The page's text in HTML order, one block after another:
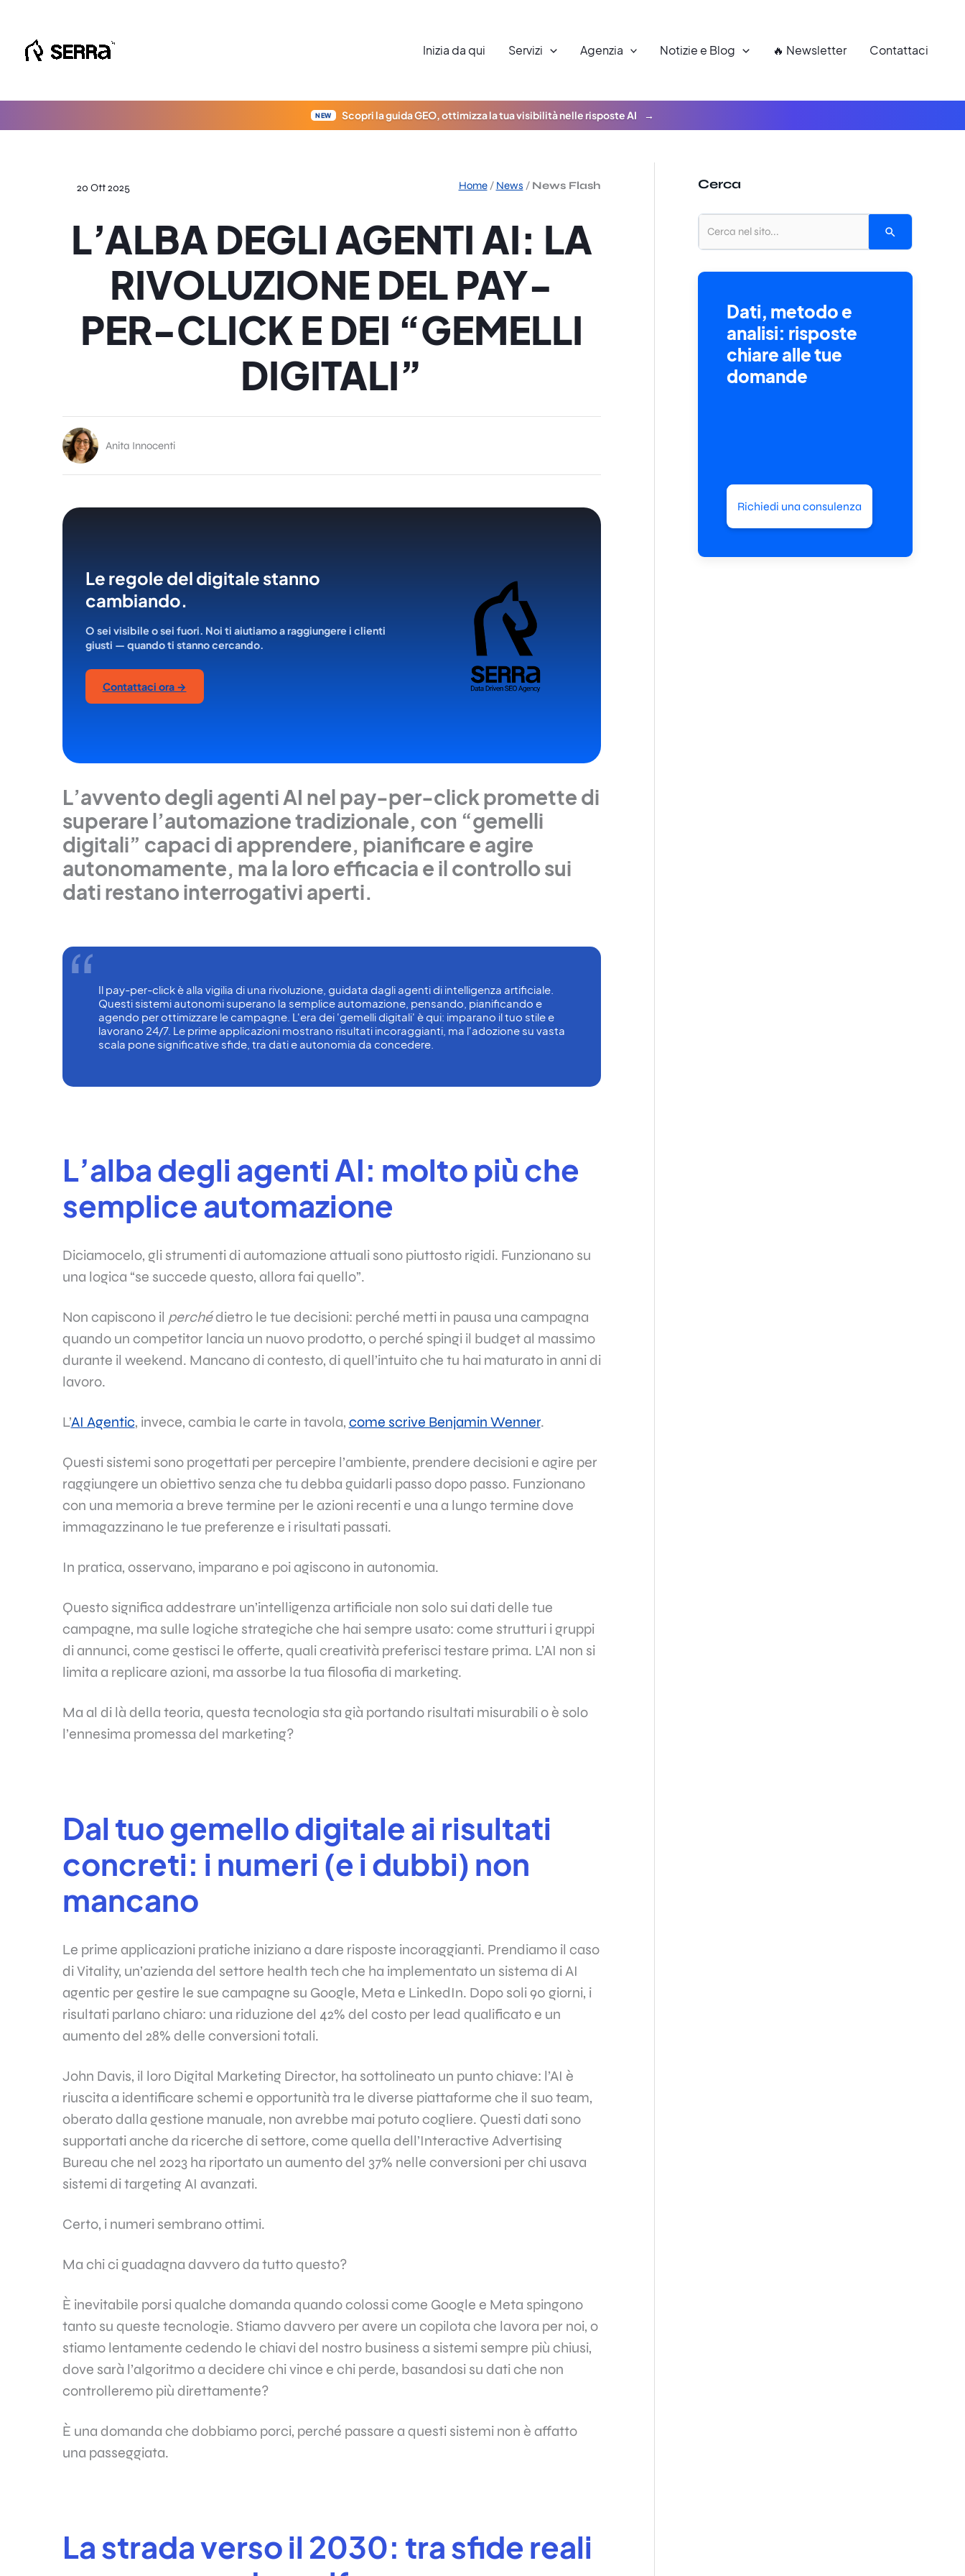
contenuto
Inizia da qui Servizi Agenzia Notizie e Blog 🔥 Newsletter Contattaci
NEW Scopri la guida GEO, ottimizza la tua visibilità nelle risposte AI
Home/ News / News Flash
20 Ott 2025
L’ALBA DEGLI AGENTI AI: LA
RIVOLUZIONE DEL PAY-
PER-CLICK E DEI “GEMELLI
DIGITALI”
Anita Innocenti
Le regole del digitale stanno
cambiando.
O sei visibile o sei fuori. Noi ti aiutiamo a raggiungere i clienti
giusti — quando ti stanno cercando.
Contattaci ora →
L’avvento degli agenti AI nel pay-per-click promette di
superare l’automazione tradizionale, con “gemelli
digitali” capaci di apprendere, pianificare e agire
autonomamente, ma la loro efficacia e il controllo sui
dati restano interrogativi aperti.
Il pay-per-click è alla vigilia di una rivoluzione, guidata dagli agenti di intelligenza artificiale.
Questi sistemi autonomi superano la semplice automazione, pensando, pianificando e
agendo per ottimizzare le campagne. L'era dei 'gemelli digitali' è qui: imparano il tuo stile e
lavorano 24/7. Le prime applicazioni mostrano risultati incoraggianti, ma l'adozione su vasta
scala pone significative sfide, tra dati e autonomia da concedere.
L’alba degli agenti AI: molto più che
semplice automazione
Diciamocelo, gli strumenti di automazione attuali sono piuttosto rigidi. Funzionano su
una logica “se succede questo, allora fai quello”.
Non capiscono il perchédietro le tue decisioni: perché metti in pausa una campagna
quando un competitor lancia un nuovo prodotto, o perché spingi il budget al massimo
durante il weekend. Mancano di contesto, di quell’intuito che tu hai maturato in anni di
lavoro.
L’AI Agentic, invece, cambia le carte in tavola, come scrive Benjamin Wenner.
Questi sistemi sono progettati per percepire l’ambiente, prendere decisioni e agire per
raggiungere un obiettivo senza che tu debba guidarli passo dopo passo. Funzionano
con una memoria a breve termine per le azioni recenti e una a lungo termine dove
immagazzinano le tue preferenze e i risultati passati.
In pratica, osservano, imparano e poi agiscono in autonomia.
Questo significa addestrare un’intelligenza artificiale non solo sui dati delle tue
campagne, ma sulle logiche strategiche che hai sempre usato: come strutturi i gruppi
di annunci, come gestisci le offerte, quali creatività preferisci testare prima. L’AI non si
limita a replicare azioni, ma assorbe la tua filosofia di marketing.
Ma al di là della teoria, questa tecnologia sta già portando risultati misurabili o è solo
l’ennesima promessa del marketing?
Dal tuo gemello digitale ai risultati
concreti: i numeri (e i dubbi) non
mancano
Le prime applicazioni pratiche iniziano a dare risposte incoraggianti. Prendiamo il caso
di Vitality, un’azienda del settore health tech che ha implementato un sistema di AI
agentic per gestire le sue campagne su Google, Meta e LinkedIn. Dopo soli 90 giorni, i
risultati parlano chiaro: una riduzione del 42% del costo per lead qualificato e un
aumento del 28% delle conversioni totali.
John Davis, il loro Digital Marketing Director, ha sottolineato un punto chiave: l’AI è
riuscita a identificare schemi e opportunità tra le diverse piattaforme che il suo team,
oberato dalla gestione manuale, non avrebbe mai potuto cogliere. Questi dati sono
supportati anche da ricerche di settore, come quella dell’Interactive Advertising
Bureau che nel 2023 ha riportato un aumento del 37% nelle conversioni per chi usava
sistemi di targeting AI avanzati.
Certo, i numeri sembrano ottimi.
Ma chi ci guadagna davvero da tutto questo?
È inevitabile porsi qualche domanda quando colossi come Google e Meta spingono
tanto su queste tecnologie. Stiamo davvero per avere un copilota che lavora per noi, o
stiamo lentamente cedendo le chiavi del nostro business a sistemi sempre più chiusi,
dove sarà l’algoritmo a decidere chi vince e chi perde, basandosi su dati che non
controlleremo più direttamente?
È una domanda che dobbiamo porci, perché passare a questi sistemi non è affatto
una passeggiata.
La strada verso il 2030: tra sfide reali
Cerca
Dati, metodo e
analisi: risposte
chiare alle tue
domande
Richiedi una consulenza